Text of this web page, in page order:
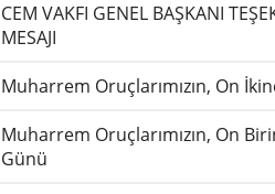
CEM VAKFI GENEL BAŞKANI
MESAJI
Muharrem Oruçlarımızın, On
Muharrem Oruçlarımızın, On
Günü